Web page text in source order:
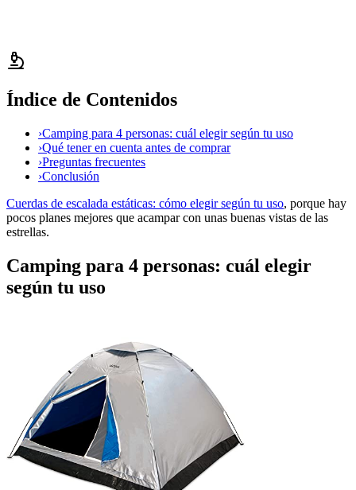
Índice de Contenidos
›Camping para 4 personas: cuál elegir según tu uso
›Qué tener en cuenta antes de comprar
›Preguntas frecuentes
›Conclusión
Cuerdas de escalada estáticas: cómo elegir según tu uso, porque hay
pocos planes mejores que acampar con unas buenas vistas de las
estrellas.
Camping para 4 personas: cuál elegir
según tu uso